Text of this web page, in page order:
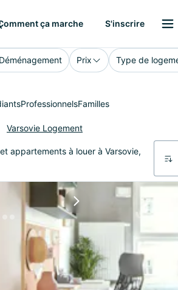
Varsovieça marche S'inscrire
Prix Type de
ProfessionnelsFamilles
Varsovie Logement
appartements à louer à Varsovie,